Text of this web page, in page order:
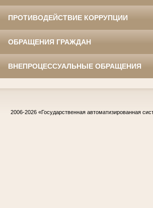
ПРОТИВОДЕЙСТВИЕ КОРРУПЦИИ
ОБРАЩЕНИЯ ГРАЖДАН
ВНЕПРОЦЕССУАЛЬНЫЕ ОБРАЩЕНИЯ
2006-2026 «Государственная автоматизированная